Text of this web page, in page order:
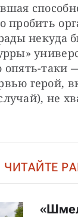
пробить
таки
герой,
не
ЧИТАЙТЕ